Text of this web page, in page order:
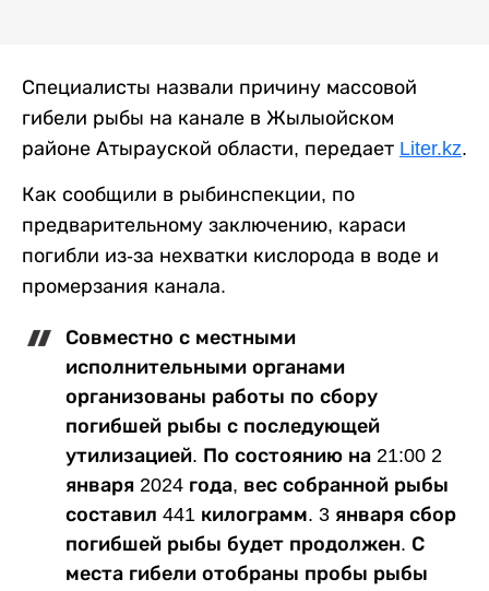
Специалисты назвали причину массовой
гибели рыбы на канале в Жылыойском
районе Атырауской области, передает Liter.kz.
Как сообщили в рыбинспекции, по
предварительному заключению, караси
погибли из-за нехватки кислорода в воде и
промерзания канала.
Совместно с местными
исполнительными органами
организованы работы по сбору
погибшей рыбы с последующей
утилизацией. По состоянию на 21:00 2
января 2024 года, вес собранной рыбы
составил 441 килограмм. 3 января сбор
погибшей рыбы будет продолжен. С
места гибели отобраны пробы рыбы